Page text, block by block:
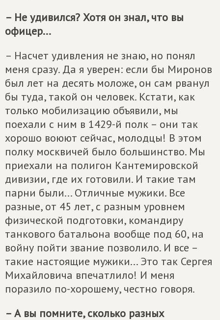
– Не удивился? Хотя он знал, что вы
офицер...
– Насчет удивления не знаю, но понял
меня сразу. Да я уверен: если бы Миронов
был лет на десять моложе, он сам рванул
бы туда, такой он человек. Кстати, как
только мобилизацию объявили, мы
поехали с ним в 1429-й полк – они так
хорошо воюют сейчас, молодцы! В этом
полку москвичей было большинство. Мы
приехали на полигон Кантемировской
дивизии, где их готовили. И такие там
парни были... Отличные мужики. Все
разные, от 45 лет, с разным уровнем
физической подготовки, командиру
танкового батальона вообще под 60, на
войну пойти звание позволило. И все –
такие настоящие мужики... Это так Сергея
Михайловича впечатлило! И меня
поразило по-хорошему, честно говоря.
– А вы помните, сколько разных